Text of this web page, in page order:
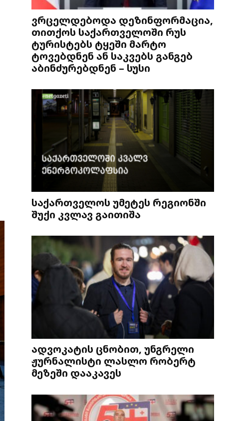
ვრცელდებოდა დეზინფორმაცია,
თითქოს საქართველოში რუს
ტურისტებს ტყეში მარტო
ტოვებდნენ ან საკვებს განგებ
აბინძურებდნენ – სუსი
საქართველოს უმეტეს რეგიონში
შუქი კვლავ გაითიშა
ადვოკატის ცნობით, უნგრელი
ჟურნალისტი ლასლო რობერტ
მეზეში დააკავეს